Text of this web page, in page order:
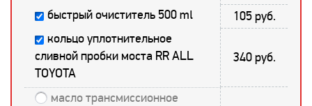
быстрый очиститель 500 ml
105 руб.
кольцо уплотнительное
сливной пробки моста RR ALL
TOYOTA
340 руб.
масло трансмиссионное